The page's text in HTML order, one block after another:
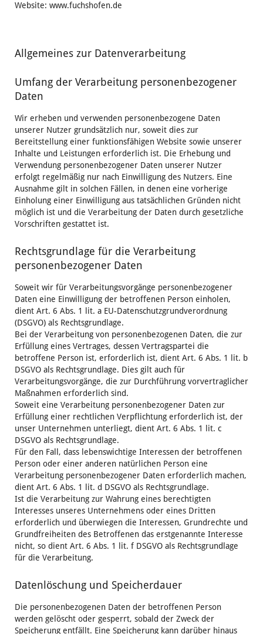
Website: www.fuchshofen.de
Allgemeines zur Datenverarbeitung
Umfang der Verarbeitung personenbezogener
Daten
Wir erheben und verwenden personenbezogene Daten
unserer Nutzer grundsätzlich nur, soweit dies zur
Bereitstellung einer funktionsfähigen Website sowie unserer
Inhalte und Leistungen erforderlich ist. Die Erhebung und
Verwendung personenbezogener Daten unserer Nutzer
erfolgt regelmäßig nur nach Einwilligung des Nutzers. Eine
Ausnahme gilt in solchen Fällen, in denen eine vorherige
Einholung einer Einwilligung aus tatsächlichen Gründen nicht
möglich ist und die Verarbeitung der Daten durch gesetzliche
Vorschriften gestattet ist.
Rechtsgrundlage für die Verarbeitung
personenbezogener Daten
Soweit wir für Verarbeitungsvorgänge personenbezogener
Daten eine Einwilligung der betroffenen Person einholen,
dient Art. 6 Abs. 1 lit. a EU-Datenschutzgrundverordnung
(DSGVO) als Rechtsgrundlage.
Bei der Verarbeitung von personenbezogenen Daten, die zur
Erfüllung eines Vertrages, dessen Vertragspartei die
betroffene Person ist, erforderlich ist, dient Art. 6 Abs. 1 lit. b
DSGVO als Rechtsgrundlage. Dies gilt auch für
Verarbeitungsvorgänge, die zur Durchführung vorvertraglicher
Maßnahmen erforderlich sind.
Soweit eine Verarbeitung personenbezogener Daten zur
Erfüllung einer rechtlichen Verpflichtung erforderlich ist, der
unser Unternehmen unterliegt, dient Art. 6 Abs. 1 lit. c
DSGVO als Rechtsgrundlage.
Für den Fall, dass lebenswichtige Interessen der betroffenen
Person oder einer anderen natürlichen Person eine
Verarbeitung personenbezogener Daten erforderlich machen,
dient Art. 6 Abs. 1 lit. d DSGVO als Rechtsgrundlage.
Ist die Verarbeitung zur Wahrung eines berechtigten
Interesses unseres Unternehmens oder eines Dritten
erforderlich und überwiegen die Interessen, Grundrechte und
Grundfreiheiten des Betroffenen das erstgenannte Interesse
nicht, so dient Art. 6 Abs. 1 lit. f DSGVO als Rechtsgrundlage
für die Verarbeitung.
Datenlöschung und Speicherdauer
Die personenbezogenen Daten der betroffenen Person
werden gelöscht oder gesperrt, sobald der Zweck der
Speicherung entfällt. Eine Speicherung kann darüber hinaus